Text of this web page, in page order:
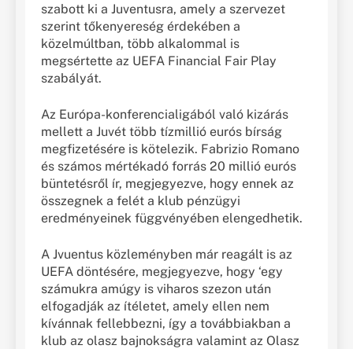
szabott ki a Juventusra, amely a szervezet
szerint tőkenyereség érdekében a
közelmúltban, több alkalommal is
megsértette az UEFA Financial Fair Play
szabályát.
Az Európa-konferencialigából való kizárás
mellett a Juvét több tízmillió eurós bírság
megfizetésére is kötelezik. Fabrizio Romano
és számos mértékadó forrás 20 millió eurós
büntetésről ír, megjegyezve, hogy ennek az
összegnek a felét a klub pénzügyi
eredményeinek függvényében elengedhetik.
A Jvuentus közleményben már reagált is az
UEFA döntésére, megjegyezve, hogy ‘egy
számukra amúgy is viharos szezon után
elfogadják az ítéletet, amely ellen nem
kívánnak fellebbezni, így a továbbiakban a
klub az olasz bajnokságra valamint az Olasz